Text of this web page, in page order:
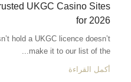
UKGC Casino Sites
for 2026
hold a UKGC licence doesn’t
make it to our list of the...
أكمل القراءة